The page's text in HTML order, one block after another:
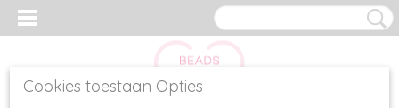
Cookies toestaan Opties